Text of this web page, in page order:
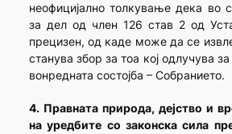
неофицијално толкување дека во
за дел од член 126 став 2 од
прецизен, од каде може да се
станува збор за тоа кој одлучува
вонредната состојба – Собранието.
4. Правната природа, дејство и
на уредбите со законска сила